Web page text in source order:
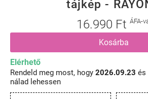
tájkép -
16.990 Ft ÁFA-
Kosárba
Elérhető
Rendeld meg most, hogy 2026.09.23 és
nálad lehessen